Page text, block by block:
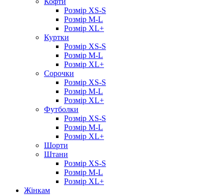
Розмір XS-S
Розмір M-L
Розмір XL+
Куртки
Розмір XS-S
Розмір M-L
Розмір XL+
Сорочки
Розмір XS-S
Розмір M-L
Розмір XL+
Футболки
Розмір XS-S
Розмір M-L
Розмір XL+
Шорти
Штани
Розмір XS-S
Розмір M-L
Розмір XL+
Жінкам